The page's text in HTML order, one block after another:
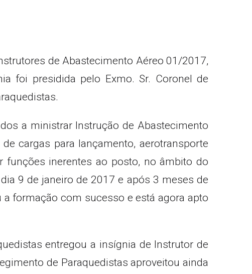
de Abastecimento Aéreo 01/2017,
foi presidida pelo Exmo. Sr. Coronel de
a ministrar Instrução de Abastecimento
cargas para lançamento, aerotransporte
funções inerentes ao posto, no âmbito do
9 de janeiro de 2017 e após 3 meses de
formação com sucesso e está agora apto
entregou a insígnia de Instrutor de
de Paraquedistas aproveitou ainda